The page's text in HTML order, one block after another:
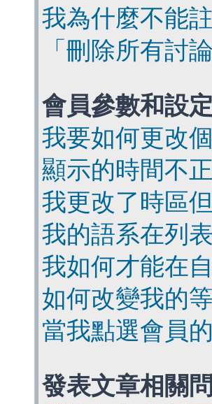
我為什麼不能
「刪除所有討
會員參數和設定
我要如何更改
顯示的時間不正
我更改了時區
我的語系在列
我如何才能在
如何改變我的
當我點選會員
發表文章相關